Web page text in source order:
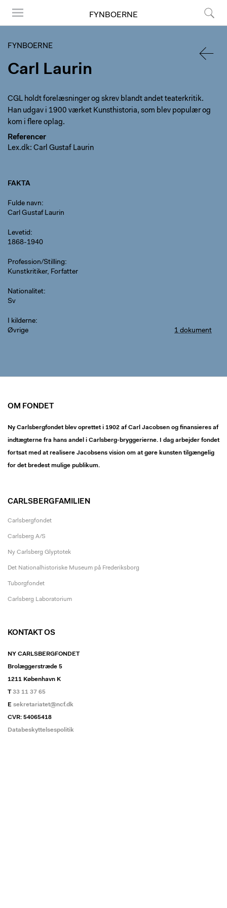
FYNBOERNE
FYNBOERNE
Carl Laurin
CGL holdt forelæsninger og skrev blandt andet teaterkritik.
Han udgav i 1900 værket Kunsthistoria, som blev populær og
kom i flere oplag.
Referencer
Lex.dk: Carl Gustaf Laurin
FAKTA
Fulde navn
Carl Gustaf Laurin
Levetid
1868-1940
Profession/Stilling
Kunstkritiker, Forfatter
Nationalitet
Sv
I kilderne
Øvrige
1 dokument
OM FONDET
Ny Carlsbergfondet blev oprettet i 1902 af Carl Jacobsen og finansieres af
indtægterne fra hans andel i Carlsberg-bryggerierne. I dag arbejder fondet
fortsat med at realisere Jacobsens vision om at gøre kunsten tilgængelig
for det bredest mulige publikum.
CARLSBERGFAMILIEN
Carlsbergfondet
Carlsberg A/S
Ny Carlsberg Glyptotek
Det Nationalhistoriske Museum på Frederiksborg
Tuborgfondet
Carlsberg Laboratorium
KONTAKT OS
NY CARLSBERGFONDET
Brolæggerstræde 5
1211 København K
T33 11 37 65
E sekretariatet@ncf.dk
CVR: 54065418
Databeskyttelsespolitik